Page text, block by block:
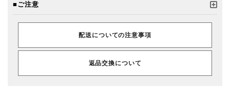
■ご注意
配送についての注意事項
返品交換について